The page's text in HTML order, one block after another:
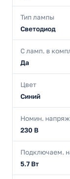
Тип лампы
Светодиод
С ламп. в
Да
Цвет
Синий
Номин.
230 В
Подключаем.
5.7 Вт